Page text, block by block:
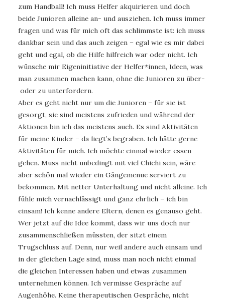
zum Handball! Ich muss Helfer akquirieren und doch
beide Junioren alleine an- und ausziehen. Ich muss immer
fragen und was für mich oft das schlimmste ist: ich muss
dankbar sein und das auch zeigen – egal wie es mir dabei
geht und egal, ob die Hilfe hilfreich war oder nicht. Ich
wünsche mir Eigeninitiative der Helfer*innen, Ideen, was
man zusammen machen kann, ohne die Junioren zu über-
oder zu unterfordern.
Aber es geht nicht nur um die Junioren – für sie ist
gesorgt, sie sind meistens zufrieden und während der
Aktionen bin ich das meistens auch. Es sind Aktivitäten
für meine Kinder – da liegt’s begraben. Ich hätte gerne
Aktivitäten für mich. Ich möchte einmal wieder essen
gehen. Muss nicht unbedingt mit viel Chichi sein, wäre
aber schön mal wieder ein Gängemenue serviert zu
bekommen. Mit netter Unterhaltung und nicht alleine. Ich
fühle mich vernachlässigt und ganz ehrlich – ich bin
einsam! Ich kenne andere Eltern, denen es genauso geht.
Wer jetzt auf die Idee kommt, dass wir uns doch nur
zusammenschließen müssten, der sitzt einem
Trugschluss auf. Denn, nur weil andere auch einsam und
in der gleichen Lage sind, muss man noch nicht einmal
die gleichen Interessen haben und etwas zusammen
unternehmen können. Ich vermisse Gespräche auf
Augenhöhe. Keine therapeutischen Gespräche, nicht